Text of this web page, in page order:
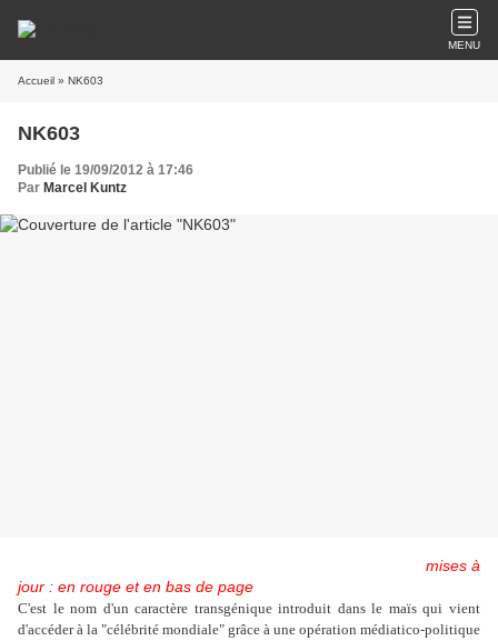
MENU
Accueil » NK603
NK603
Publié le 19/09/2012 à 17:46
Par Marcel Kuntz
mises à
jour : en rouge et en bas de page
C'est le nom d'un caractère transgénique introduit dans le maïs qui vient
d'accéder à la "célébrité mondiale" grâce à une opération médiatico-politique